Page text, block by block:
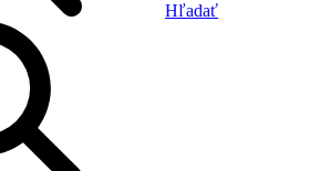
Hľadať